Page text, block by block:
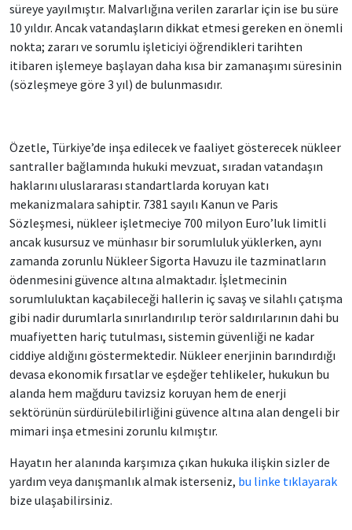
süreye yayılmıştır. Malvarlığına verilen zararlar için ise bu süre
10 yıldır. Ancak vatandaşların dikkat etmesi gereken en önemli
nokta; zararı ve sorumlu işleticiyi öğrendikleri tarihten
itibaren işlemeye başlayan daha kısa bir zamanaşımı süresinin
(sözleşmeye göre 3 yıl) de bulunmasıdır.
Özetle, Türkiye’de inşa edilecek ve faaliyet gösterecek nükleer
santraller bağlamında hukuki mevzuat, sıradan vatandaşın
haklarını uluslararası standartlarda koruyan katı
mekanizmalara sahiptir. 7381 sayılı Kanun ve Paris
Sözleşmesi, nükleer işletmeciye 700 milyon Euro’luk limitli
ancak kusursuz ve münhasır bir sorumluluk yüklerken, aynı
zamanda zorunlu Nükleer Sigorta Havuzu ile tazminatların
ödenmesini güvence altına almaktadır. İşletmecinin
sorumluluktan kaçabileceği hallerin iç savaş ve silahlı çatışma
gibi nadir durumlarla sınırlandırılıp terör saldırılarının dahi bu
muafiyetten hariç tutulması, sistemin güvenliği ne kadar
ciddiye aldığını göstermektedir. Nükleer enerjinin barındırdığı
devasa ekonomik fırsatlar ve eşdeğer tehlikeler, hukukun bu
alanda hem mağduru tavizsiz koruyan hem de enerji
sektörünün sürdürülebilirliğini güvence altına alan dengeli bir
mimari inşa etmesini zorunlu kılmıştır.
Hayatın her alanında karşımıza çıkan hukuka ilişkin sizler de
yardım veya danışmanlık almak isterseniz, bu linke tıklayarak
bize ulaşabilirsiniz.